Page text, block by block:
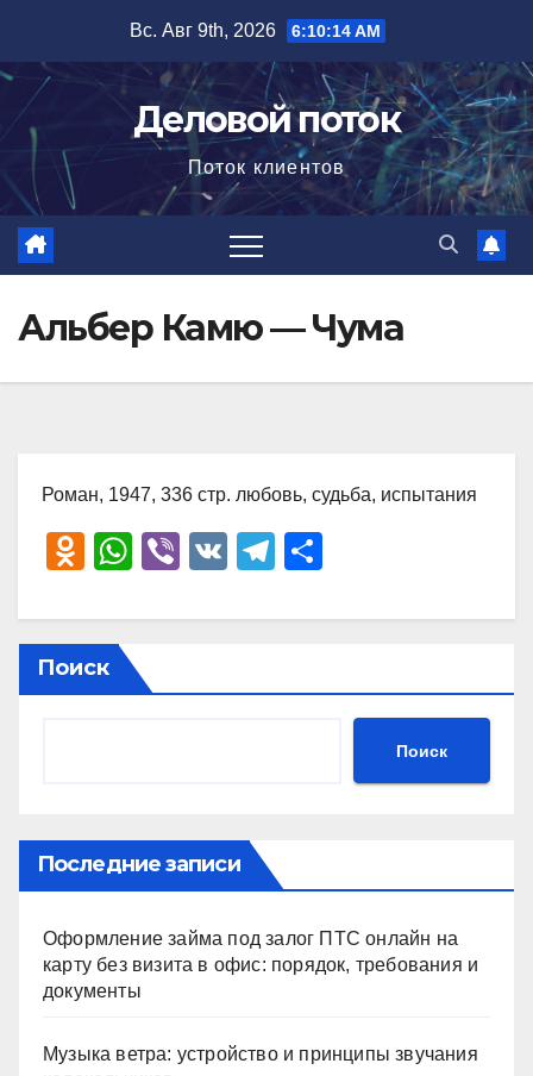
содержимому
Вс. Авг 9th, 2026 6:10:15 AM
Деловой поток
Поток клиентов
Альбер Камю — Чума
Роман, 1947, 336 стр. любовь, судьба, испытания
O
n
o
kl
ki
W
at
s
A
Vi
er
V
T
e
a
р
в
ть
Поиск
Поиск
Последние записи
Оформление займа под залог ПТС онлайн на
карту без визита в офис: порядок, требования и
документы
Музыка ветра: устройство и принципы звучания